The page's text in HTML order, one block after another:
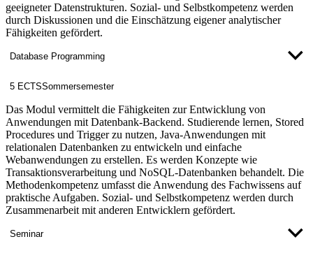
geeigneter Datenstrukturen. Sozial- und Selbstkompetenz werden
durch Diskussionen und die Einschätzung eigener analytischer
Fähigkeiten gefördert.
Database Programming
5 ECTSSommersemester
Das Modul vermittelt die Fähigkeiten zur Entwicklung von
Anwendungen mit Datenbank-Backend. Studierende lernen, Stored
Procedures und Trigger zu nutzen, Java-Anwendungen mit
relationalen Datenbanken zu entwickeln und einfache
Webanwendungen zu erstellen. Es werden Konzepte wie
Transaktionsverarbeitung und NoSQL-Datenbanken behandelt. Die
Methodenkompetenz umfasst die Anwendung des Fachwissens auf
praktische Aufgaben. Sozial- und Selbstkompetenz werden durch
Zusammenarbeit mit anderen Entwicklern gefördert.
Seminar